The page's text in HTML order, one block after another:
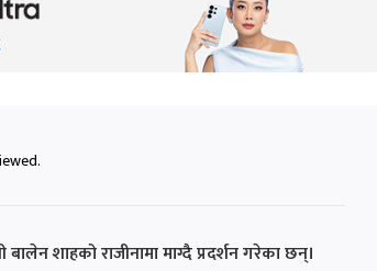
शाहको राजीनामा माग्दै प्रदर्शन गरेका छन्।